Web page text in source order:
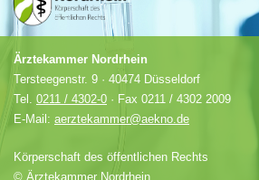
Ärztekammer Nordrhein
Tersteegenstr. 9 · 40474 Düsseldorf
Tel. 0211 / 4302-0 · Fax 0211 / 4302 2009
E-Mail: aerztekammer@aekno.de
Körperschaft des öffentlichen Rechts
© Ärztekammer Nordrhein